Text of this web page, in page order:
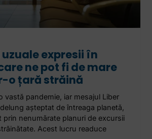
expresii în
ne pot fi de mare
o țară străină
vastă pandemie, iar mesajul Liber
așteptat de întreaga planetă,
prin nenumărate planuri de excursii
Acest lucru readuce